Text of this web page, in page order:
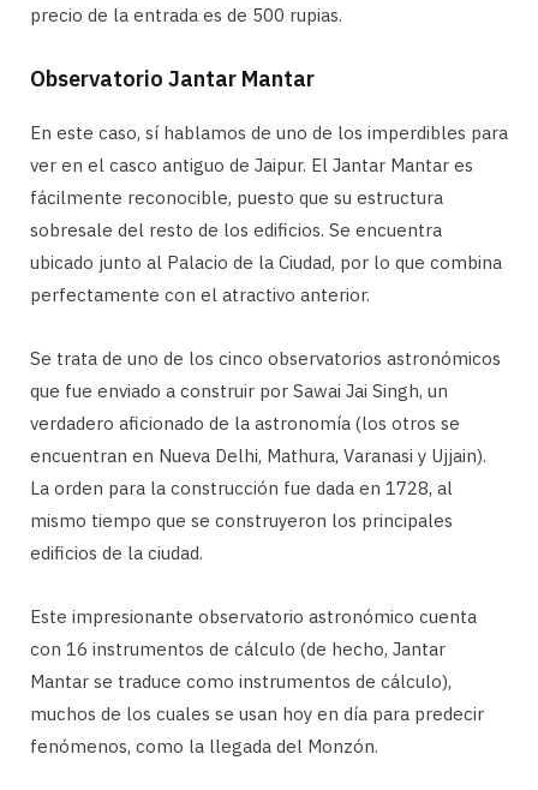
precio de la entrada es de 500 rupias.
Observatorio Jantar Mantar
En este caso, sí hablamos de uno de los imperdibles para
ver en el casco antiguo de Jaipur. El Jantar Mantar es
fácilmente reconocible, puesto que su estructura
sobresale del resto de los edificios. Se encuentra
ubicado junto al Palacio de la Ciudad, por lo que combina
perfectamente con el atractivo anterior.
Se trata de uno de los cinco observatorios astronómicos
que fue enviado a construir por Sawai Jai Singh, un
verdadero aficionado de la astronomía (los otros se
encuentran en Nueva Delhi, Mathura, Varanasi y Ujjain).
La orden para la construcción fue dada en 1728, al
mismo tiempo que se construyeron los principales
edificios de la ciudad.
Este impresionante observatorio astronómico cuenta
con 16 instrumentos de cálculo (de hecho, Jantar
Mantar se traduce como instrumentos de cálculo),
muchos de los cuales se usan hoy en día para predecir
fenómenos, como la llegada del Monzón.